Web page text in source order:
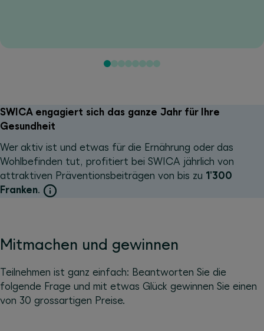
SWICA engagiert sich das ganze Jahr für Ihre
Gesundheit
Wer aktiv ist und etwas für die Ernährung oder das
Wohlbefinden tut, profitiert bei SWICA jährlich von
attraktiven Präventionsbeiträgen von bis zu 1'300
Franken.
Mitmachen und gewinnen
Teilnehmen ist ganz einfach: Beantworten Sie die
folgende Frage und mit etwas Glück gewinnen Sie einen
von 30 grossartigen Preise.